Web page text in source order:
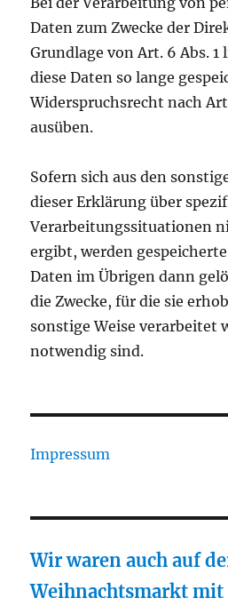
Daten zum Zwecke der
Grundlage von Art. 6 Abs. 1
diese Daten so lange
Widerspruchsrecht nach Art.
ausüben.
Sofern sich aus den
dieser Erklärung über
Verarbeitungssituationen
ergibt, werden
Daten im Übrigen dann
die Zwecke, für die sie
sonstige Weise verarbeitet
notwendig sind.
Impressum
Wir waren auch auf
Weihnachtsmarkt mit